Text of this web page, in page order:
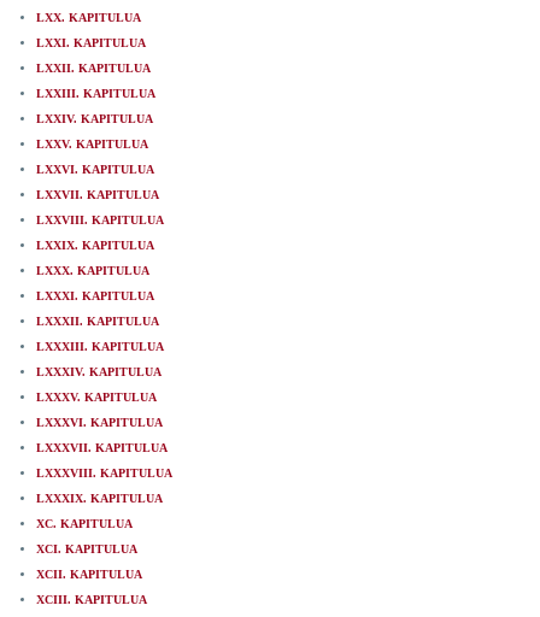
LXX. KAPITULUA
LXXI. KAPITULUA
LXXII. KAPITULUA
LXXIII. KAPITULUA
LXXIV. KAPITULUA
LXXV. KAPITULUA
LXXVI. KAPITULUA
LXXVII. KAPITULUA
LXXVIII. KAPITULUA
LXXIX. KAPITULUA
LXXX. KAPITULUA
LXXXI. KAPITULUA
LXXXII. KAPITULUA
LXXXIII. KAPITULUA
LXXXIV. KAPITULUA
LXXXV. KAPITULUA
LXXXVI. KAPITULUA
LXXXVII. KAPITULUA
LXXXVIII. KAPITULUA
LXXXIX. KAPITULUA
XC. KAPITULUA
XCI. KAPITULUA
XCII. KAPITULUA
XCIII. KAPITULUA